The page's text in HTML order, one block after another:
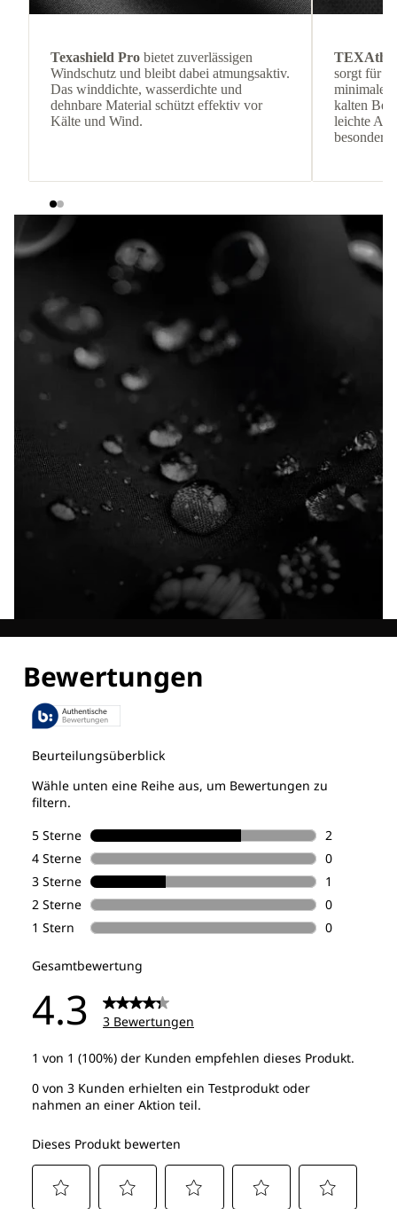
Texashield Pro bietet zuverlässigen
Windschutz und bleibt dabei atmungsaktiv.
Das winddichte, wasserdichte und
dehnbare Material schützt effektiv vor
Kälte und Wind.
sorgt für
kalten
leichte
besonders